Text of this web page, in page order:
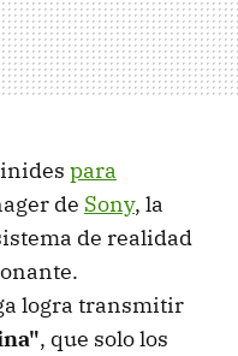
para
de Sony, la
de realidad
logra transmitir
, que solo los